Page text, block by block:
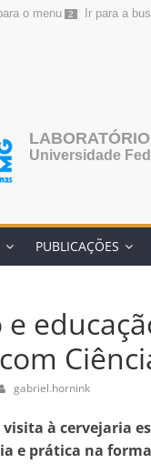
o menu 2 Ir para a
Universidade
PUBLICAÇÕES
e
gabriel.hornink
à cervejaria
e prática na